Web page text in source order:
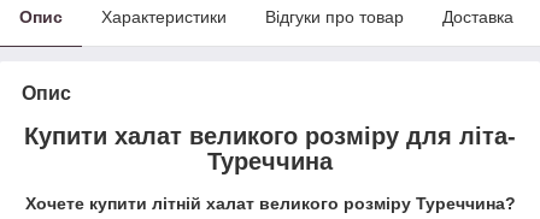
Опис Характеристики Відгуки про товар Доставка
Опис
Купити халат великого розміру для літа-
Туреччина
Хочете купити літній халат великого розміру Туреччина?